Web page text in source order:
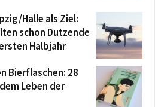
Halle als Ziel:
schon Dutzende
Halbjahr
Bierflaschen: 28
Leben der